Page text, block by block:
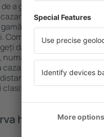
a găsi un hotel în Gera
eSky. Baza mare de
largă de opţiuni este
Completați câmpurile
data de check-in și
numărul de camere şi
cazarea disponibilă ȋn
de la hotel ȋn
clasificarea hotelului.
hoteluri ȋn în